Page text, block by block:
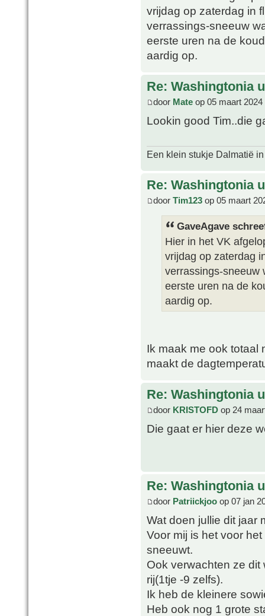
vrijdag op zaterdag in
verrassings-sneeuw
eerste uren na de
aardig op.
Re: Washingtonia
door Mate op 05 maart 2024
Lookin good Tim..die
Een klein stukje Dalmatië
Re: Washingtonia
door Tim123 op 05 maart
GaveAgave
Hier in het VK
vrijdag op zaterdag
verrassings-sneeuw
eerste uren na de
aardig op.
Ik maak me ook totaal
maakt de
Re: Washingtonia
door KRISTOFD op 24
Die gaat er hier deze
Re: Washingtonia
door Patriickjoo op 07 jan
Wat doen jullie dit jaar
Voor mij is het voor
sneeuwt.
Ook verwachten ze
rij(1tje -9 zelfs).
Ik heb de kleinere
Heb ook nog 1 grote